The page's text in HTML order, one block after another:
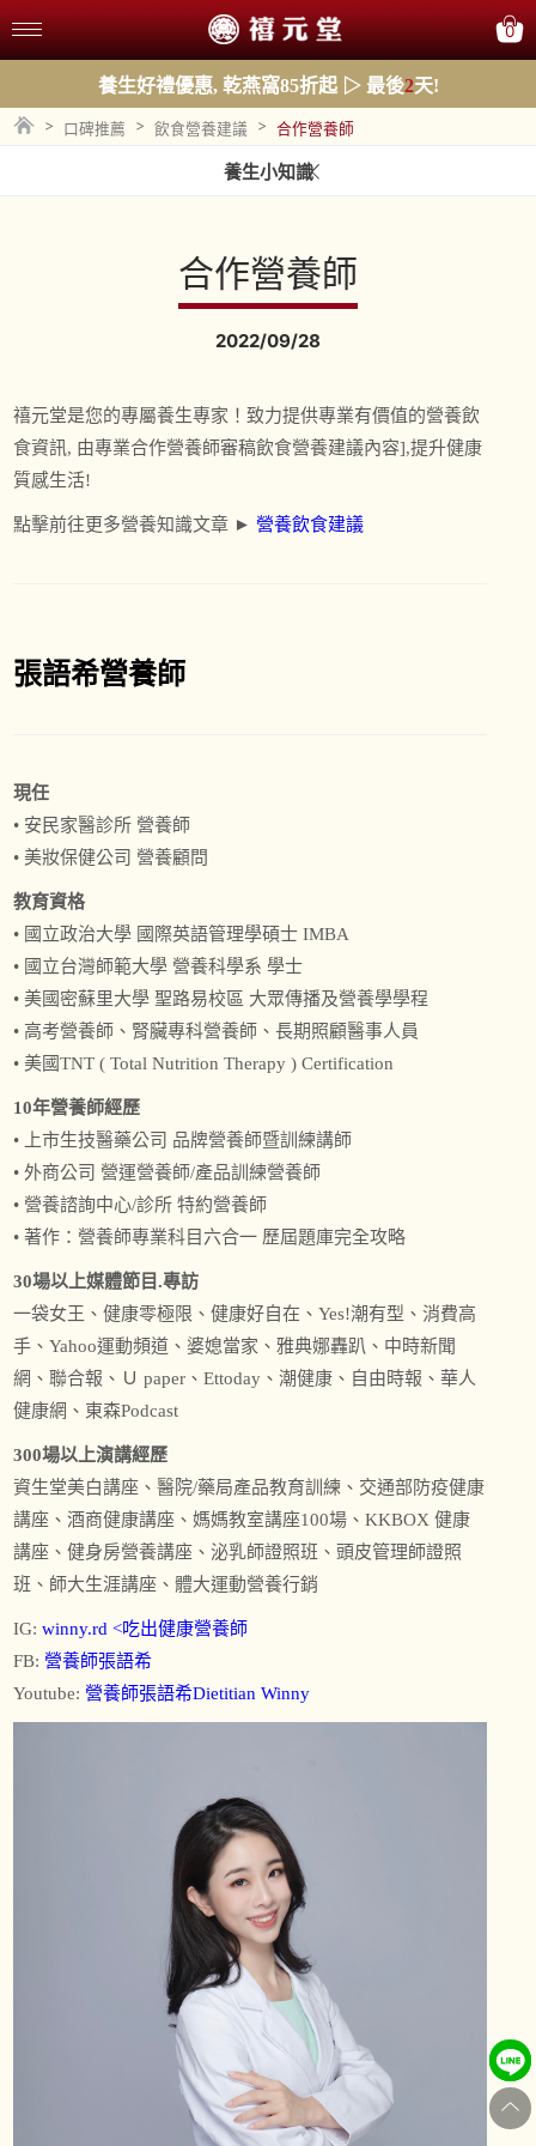
0
養生好禮優惠, 乾燕窩85折起 ▷ 最後2天!
> 口碑推薦 > 飲食營養建議 > 合作營養師
養生小知識
合作營養師
2022/09/28
禧元堂是您的專屬養生專家！致力提供專業有價值的營養飲
食資訊, 由專業合作營養師審稿飲食營養建議內容],提升健康
質感生活!
點擊前往更多營養知識文章 ►營養飲食建議
張語希營養師
現任
• 安民家醫診所 營養師
• 美妝保健公司 營養顧問
教育資格
• 國立政治大學 國際英語管理學碩士 IMBA
• 國立台灣師範大學 營養科學系 學士
• 美國密蘇里大學 聖路易校區 大眾傳播及營養學學程
• 高考營養師、腎臟專科營養師、長期照顧醫事人員
• 美國TNT ( Total Nutrition Therapy ) Certification
10年營養師經歷
• 上市生技醫藥公司 品牌營養師暨訓練講師
• 外商公司 營運營養師/產品訓練營養師
• 營養諮詢中心/診所 特約營養師
• 著作：營養師專業科目六合一 歷屆題庫完全攻略
30場以上媒體節目.專訪
一袋女王、健康零極限、健康好自在、Yes!潮有型、消費高
手、Yahoo運動頻道、婆媳當家、雅典娜轟趴、中時新聞
網、聯合報、Ｕ paper、Ettoday、潮健康、自由時報、華人
健康網、東森Podcast
300場以上演講經歷
資生堂美白講座、醫院/藥局產品教育訓練、交通部防疫健康
講座、酒商健康講座、媽媽教室講座100場、KKBOX 健康
講座、健身房營養講座、泌乳師證照班、頭皮管理師證照
班、師大生涯講座、體大運動營養行銷
IG:winny.rd <吃出健康營養師
FB:營養師張語希
Youtube:營養師張語希Dietitian Winny